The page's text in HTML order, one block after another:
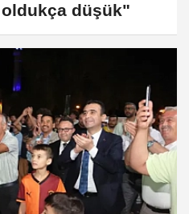
düşük"